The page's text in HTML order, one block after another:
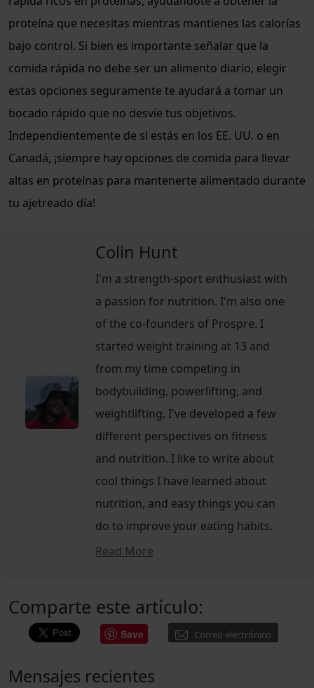
proteína que necesitas mientras mantienes las calorías
bajo control. Si bien es importante señalar que la
comida rápida no debe ser un alimento diario, elegir
estas opciones seguramente te ayudará a tomar un
bocado rápido que no desvíe tus objetivos.
Independientemente de si estás en los EE. UU. o en
Canadá, ¡siempre hay opciones de comida para llevar
altas en proteínas para mantenerte alimentado durante
tu ajetreado día!
Colin Hunt
I'm a strength-sport enthusiast with
a passion for nutrition. I'm also one
of the co-founders of Prospre. I
started weight training at 13 and
from my time competing in
bodybuilding, powerlifting, and
weightlifting, I've developed a few
different perspectives on fitness
and nutrition. I like to write about
cool things I have learned about
nutrition, and easy things you can
do to improve your eating habits.
Read More
Comparte este artículo:
Save Correo electrónico
Mensajes recientes